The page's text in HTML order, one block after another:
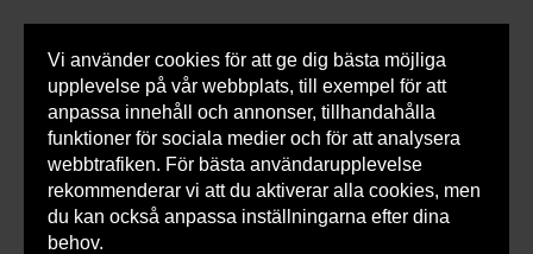
Vi använder cookies för att ge dig bästa möjliga
upplevelse på vår webbplats, till exempel för att
anpassa innehåll och annonser, tillhandahålla
funktioner för sociala medier och för att analysera
webbtrafiken. För bästa användarupplevelse
rekommenderar vi att du aktiverar alla cookies, men
du kan också anpassa inställningarna efter dina
behov.
0 varorSnabborder
Du
här:
Armatec > Produkter > Tryckavsäkring
>
Industriella säkerhetsventiler
> High performance
>
Säkerhetsventil AT 4539-
>
Säkerhetsventil AT 4539-3-